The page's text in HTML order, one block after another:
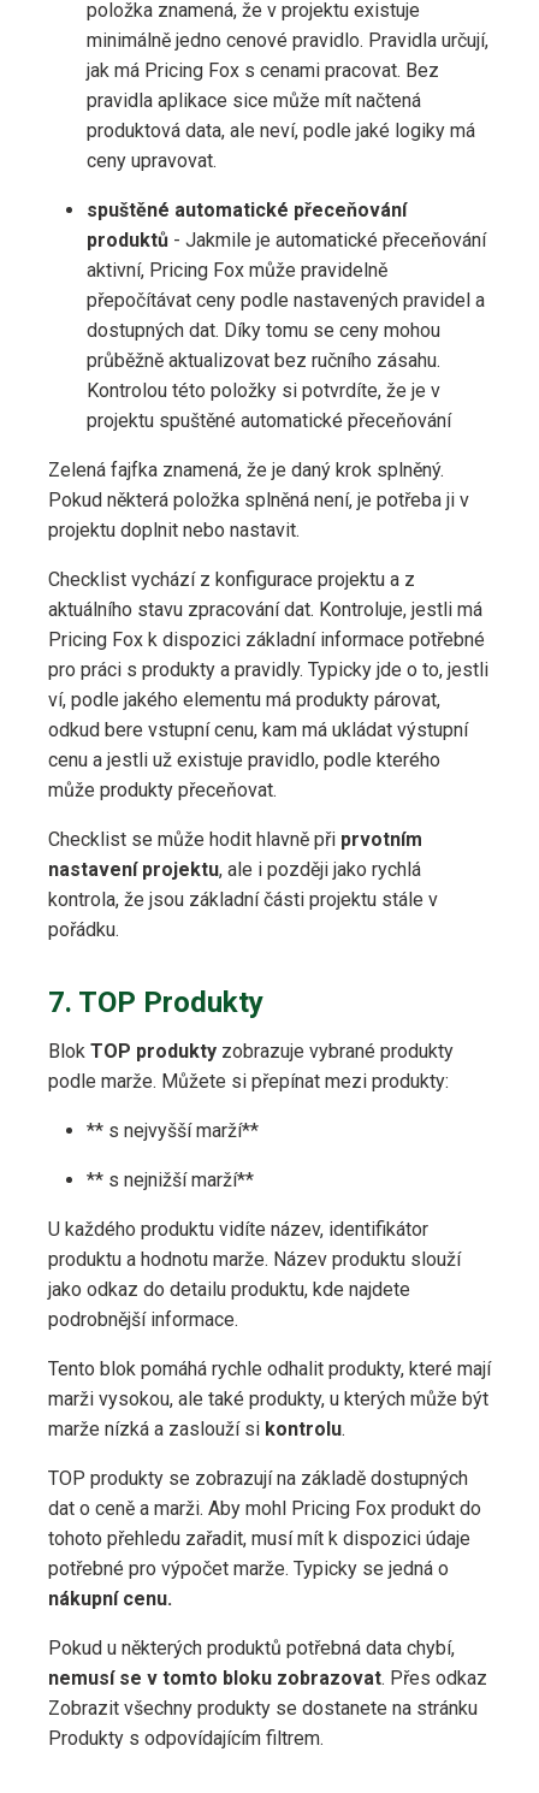
položka znamená, že v projektu existuje
minimálně jedno cenové pravidlo. Pravidla určují,
jak má Pricing Fox s cenami pracovat. Bez
pravidla aplikace sice může mít načtená
produktová data, ale neví, podle jaké logiky má
ceny upravovat.
spuštěné automatické přeceňování
produktů - Jakmile je automatické přeceňování
aktivní, Pricing Fox může pravidelně
přepočítávat ceny podle nastavených pravidel a
dostupných dat. Díky tomu se ceny mohou
průběžně aktualizovat bez ručního zásahu.
Kontrolou této položky si potvrdíte, že je v
projektu spuštěné automatické přeceňování
Zelená fajfka znamená, že je daný krok splněný.
Pokud některá položka splněná není, je potřeba ji v
projektu doplnit nebo nastavit.
Checklist vychází z konfigurace projektu a z
aktuálního stavu zpracování dat. Kontroluje, jestli má
Pricing Fox k dispozici základní informace potřebné
pro práci s produkty a pravidly. Typicky jde o to, jestli
ví, podle jakého elementu má produkty párovat,
odkud bere vstupní cenu, kam má ukládat výstupní
cenu a jestli už existuje pravidlo, podle kterého
může produkty přeceňovat.
Checklist se může hodit hlavně při prvotním
nastavení projektu, ale i později jako rychlá
kontrola, že jsou základní části projektu stále v
pořádku.
7. TOP Produkty
Blok TOP produkty zobrazuje vybrané produkty
podle marže. Můžete si přepínat mezi produkty:
** s nejvyšší marží**
** s nejnižší marží**
U každého produktu vidíte název, identifikátor
produktu a hodnotu marže. Název produktu slouží
jako odkaz do detailu produktu, kde najdete
podrobnější informace.
Tento blok pomáhá rychle odhalit produkty, které mají
marži vysokou, ale také produkty, u kterých může být
marže nízká a zaslouží si kontrolu.
TOP produkty se zobrazují na základě dostupných
dat o ceně a marži. Aby mohl Pricing Fox produkt do
tohoto přehledu zařadit, musí mít k dispozici údaje
potřebné pro výpočet marže. Typicky se jedná o
nákupní cenu.
Pokud u některých produktů potřebná data chybí,
nemusí se v tomto bloku zobrazovat. Přes odkaz
Zobrazit všechny produkty se dostanete na stránku
Produkty s odpovídajícím filtrem.